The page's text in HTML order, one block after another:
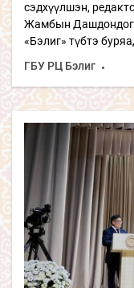
сэдхүүлшэн,
Жамбын
«Бэлиг» түбтэ
ГБУ РЦ Бэлиг